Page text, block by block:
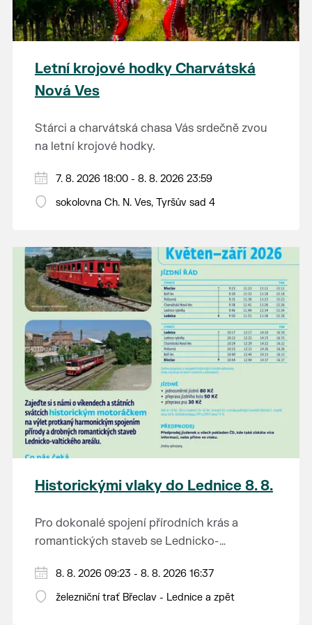
Letní krojové hodky Charvátská
Nová Ves
Stárci a charvátská chasa Vás srdečně zvou
na letní krojové hodky.
PÁTEK 7. srpna
18:00 - ruční stavění máje
14:00 - krojový průvod pro stárky od
hostince “U Buvola”
16:00 - odpolední zábava na sokolovně
21:00 - večerní zábava
K tanci a poslechu bude hrát DH
Lanžhotčané.
Těšíme se na Vás!
7. 8. 2026 18:00 - 8. 8. 2026 23:59
sokolovna Ch. N. Ves, Tyršův sad 4
Historickými vlaky do Lednice 8. 8.
Pro dokonalé spojení přírodních krás a
romantických staveb se Lednicko-
Na výlet do této malebné krajiny na jihu
Moravy se vydejte stylově – historickým
Od 1. května do 28. září vás o víkendech a
svátcích mezi Břeclaví a Lednicí sveze
8. 8. 2026 09:23 - 8. 8. 2026 16:37
železniční trať Břeclav - Lednice a zpět